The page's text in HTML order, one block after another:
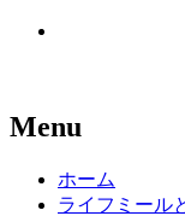
Menu
ホーム
ライフミール